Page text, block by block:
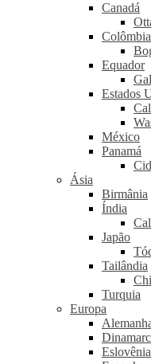
Canadá
Colômbia
Equador
Estados
México
Panamá
Ásia
Birmânia
Índia
Japão
Tailândia
Turquia
Europa
Eslovênia